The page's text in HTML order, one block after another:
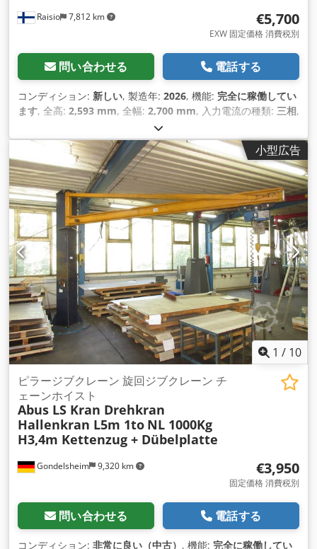
Raisio 7,812 km €5,700
EXW 固定価格 消費税別
問い合わせる 電話する
コンディション: 新しい, 製造年: 2026, 機能: 完全に稼働してい
ます, 全高: 2,593 mm, 全幅: 2,700 mm, 入力電流の種類: 三相,
6 キロワット (8.16 馬力)
400 V, 圧縮空気接続:6 バー, 体積流量:15,000 m³/時, フィル
45 m², 鋼板厚さ（最大）:2 mm, 小型広告
1 / 10
Gondelsheim 9,320 km
ピラージブクレーン 旋回ジブクレーン チ
ェーンホイスト
Abus LS Kran Drehkran
Hallenkran L5m 1to NL 1000Kg
H3,4m Kettenzug + Dübelplatte
€3,950
固定価格 消費税別
問い合わせる 電話する
コンディション: 非常に良い（中古） , 機能: 完全に稼働してい